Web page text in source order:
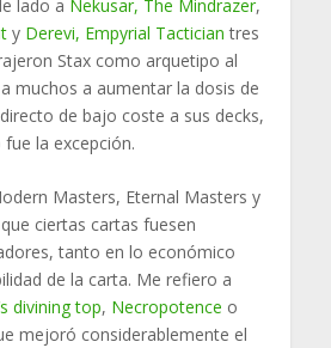
lado a Nekusar, The Mindrazer,
y Derevi, Empyrial Tactician tres
Stax como arquetipo al
muchos a aumentar la dosis de
de bajo coste a sus decks,
la excepción.
Masters, Eternal Masters y
ciertas cartas fuesen
tanto en lo económico
de la carta. Me refiero a
divining top, Necropotence o
mejoró considerablemente el